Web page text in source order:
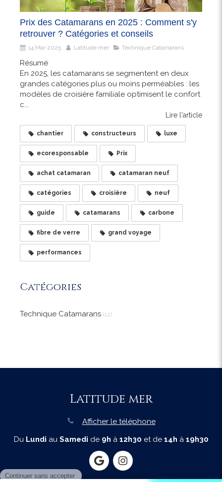
Prix des Catamarans en 2025 : Comment s'y
retrouver ? Catégories et conseils
14 Mar 2025 Latitude mer Technique Catamarans
Résumé
En 2025, les catamarans se segmentent en deux
grandes catégories plus ou moins perméables : les
modèles de croisière familiale optimisent le confort
c...
Lire l'article
chantier constructeurs luxe
ecoresponsable Prix
achat catamaran catamaran neuf
catégories croisière neuf
guide catamarans carbone
fibre de verre grand voyage
performances
Catégories
Technique Catamarans (12)
Latitude mer
Afficher le téléphone
Du Lundi au Samedi de 9h à 12h30 et de 14h à 19h30